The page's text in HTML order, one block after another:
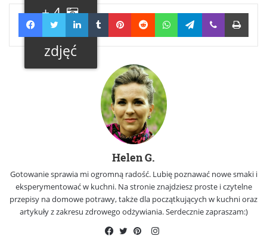
+ 4
Galeria
zdjęć
FacebookTwitterLinkedInTumblrPinterestRedditWhatsAppTelegramViber Print
Helen G.
Gotowanie sprawia mi ogromną radość. Lubię poznawać nowe smaki i
eksperymentować w kuchni. Na stronie znajdziesz proste i czytelne
przepisy na domowe potrawy, także dla początkujących w kuchni oraz
artykuły z zakresu zdrowego odżywiania. Serdecznie zapraszam:)
Instagram